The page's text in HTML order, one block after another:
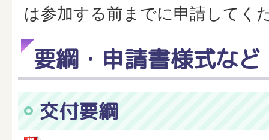
は参加する前までに申請してく
要綱・申請書様式など
交付要綱